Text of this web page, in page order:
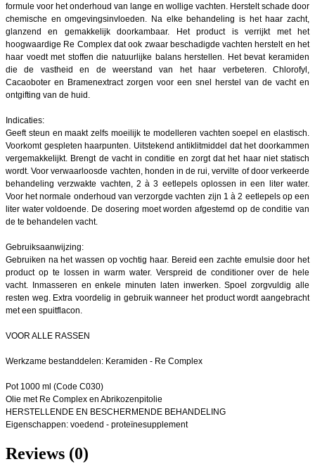
formule voor het onderhoud van lange en wollige vachten. Herstelt schade door
chemische en omgevingsinvloeden. Na elke behandeling is het haar zacht,
glanzend en gemakkelijk doorkambaar. Het product is verrijkt met het
hoogwaardige Re Complex dat ook zwaar beschadigde vachten herstelt en het
haar voedt met stoffen die natuurlijke balans herstellen. Het bevat keramiden
die de vastheid en de weerstand van het haar verbeteren. Chlorofyl,
Cacaoboter en Bramenextract zorgen voor een snel herstel van de vacht en
ontgifting van de huid.
Indicaties:
Geeft steun en maakt zelfs moeilijk te modelleren vachten soepel en elastisch.
Voorkomt gespleten haarpunten. Uitstekend antiklitmiddel dat het doorkammen
vergemakkelijkt. Brengt de vacht in conditie en zorgt dat het haar niet statisch
wordt. Voor verwaarloosde vachten, honden in de rui, vervilte of door verkeerde
behandeling verzwakte vachten, 2 à 3 eetlepels oplossen in een liter water.
Voor het normale onderhoud van verzorgde vachten zijn 1 à 2 eetlepels op een
liter water voldoende. De dosering moet worden afgestemd op de conditie van
de te behandelen vacht.
Gebruiksaanwijzing:
Gebruiken na het wassen op vochtig haar. Bereid een zachte emulsie door het
product op te lossen in warm water. Verspreid de conditioner over de hele
vacht. Inmasseren en enkele minuten laten inwerken. Spoel zorgvuldig alle
resten weg. Extra voordelig in gebruik wanneer het product wordt aangebracht
met een spuitflacon.
VOOR ALLE RASSEN
Werkzame bestanddelen: Keramiden - Re Complex
Pot 1000 ml (Code C030)
Olie met Re Complex en Abrikozenpitolie
HERSTELLENDE EN BESCHERMENDE BEHANDELING
Eigenschappen: voedend - proteïnesupplement
Reviews (0)